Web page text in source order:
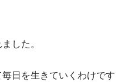
した。
日を生きていくわけです